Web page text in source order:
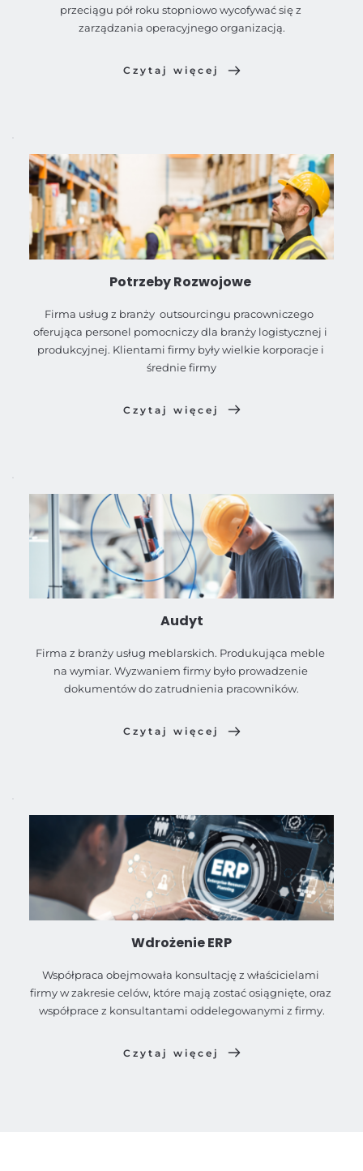
przeciągu pół roku stopniowo wycofywać się z
zarządzania operacyjnego organizacją.
Czytaj więcej
Potrzeby Rozwojowe
Firma usług z branży  outsourcingu pracowniczego
oferująca personel pomocniczy dla branży logistycznej i
produkcyjnej. Klientami firmy były wielkie korporacje i
średnie firmy
Czytaj więcej
Audyt
Firma z branży usług meblarskich. Produkująca meble
na wymiar. Wyzwaniem firmy było prowadzenie
dokumentów do zatrudnienia pracowników.
Czytaj więcej
Wdrożenie ERP
Współpraca obejmowała konsultację z właścicielami
firmy w zakresie celów, które mają zostać osiągnięte, oraz
współprace z konsultantami oddelegowanymi z firmy.
Czytaj więcej